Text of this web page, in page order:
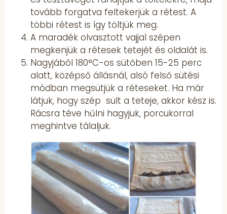
tovább forgatva feltekerjük a rétest. A
többi rétest is így töltjük meg.
A maradék olvasztott vajjal szépen
megkenjük a rétesek tetejét és oldalát is.
Nagyjából 180°C-os sütőben 15-25 perc
alatt, középső állásnál, alsó felső sütési
módban megsütjük a réteseket. Ha már
látjuk, hogy szép sült a teteje, akkor kész is.
Rácsra téve hűlni hagyjuk, porcukorral
meghintve tálaljuk.